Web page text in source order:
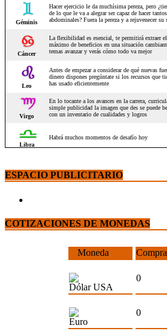
ESPACIO PUBLICITARIO
COTIZACIONES DE MONEDAS
Moneda Compra
Dólar USA
0
Euro
0